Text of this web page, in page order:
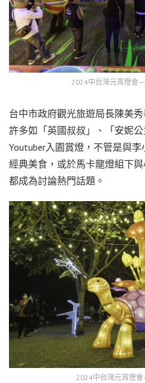
2024中台灣元宵燈會
台中市政府觀光旅遊局長陳美
許多如「英國叔叔」、「安妮
Youtuber入園賞燈，不管是與
經典美食，或於馬卡龍燈組下
都成為討論熱門話題。
2024中台灣元宵燈